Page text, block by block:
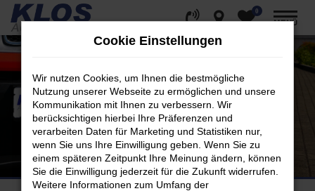
Zum
Hauptinhalt
springen
0
MENÜ
Cookie Einstellungen
Wir nutzen Cookies, um Ihnen die bestmögliche
Nutzung unserer Webseite zu ermöglichen und unsere
Kommunikation mit Ihnen zu verbessern. Wir
berücksichtigen hierbei Ihre Präferenzen und
verarbeiten Daten für Marketing und Statistiken nur,
wenn Sie uns Ihre Einwilligung geben. Wenn Sie zu
einem späteren Zeitpunkt Ihre Meinung ändern, können
Sie die Einwilligung jederzeit für die Zukunft widerrufen.
Weitere Informationen zum Umfang der